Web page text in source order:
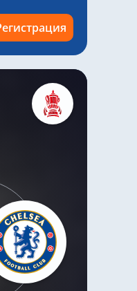
—
в
в
Si
хочет